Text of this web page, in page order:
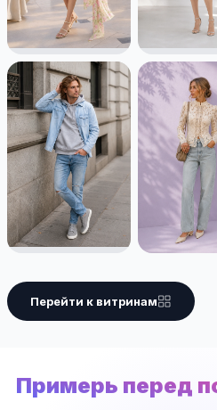
Перейти к витринам
Примерь перед